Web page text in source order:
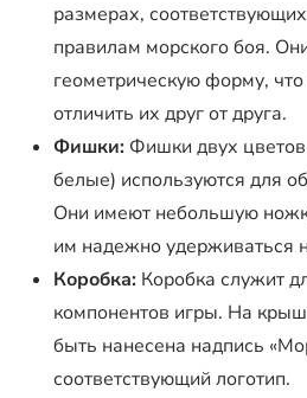
размерах,
правилам морского боя.
геометрическую форму,
отличить их друг от друга.
Фишки: Фишки двух
белые) используются для
Они имеют небольшую
им надежно удерживаться
Коробка: Коробка служит
компонентов игры. На
быть нанесена надпись
соответствующий логотип.